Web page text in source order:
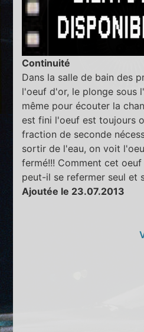
Continuité
Dans la salle de bain des
l'oeuf d'or, le plonge sous
même pour écouter la
est fini l'oeuf est toujours
fraction de seconde
sortir de l'eau, on voit
fermé!!! Comment cet
peut-il se refermer seul et
Ajoutée le 23.07.2013